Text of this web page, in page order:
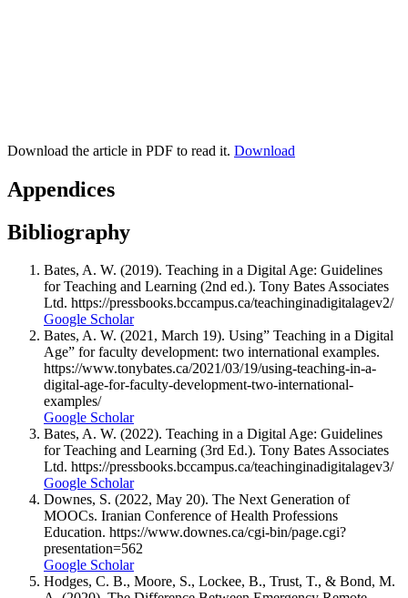
Download the article in PDF to read it. Download
Appendices
Bibliography
Bates, A. W. (2019). Teaching in a Digital Age: Guidelines
for Teaching and Learning (2nd ed.). Tony Bates Associates
Ltd. https://pressbooks.bccampus.ca/teachinginadigitalagev2/
Google Scholar
Bates, A. W. (2021, March 19). Using” Teaching in a Digital
Age” for faculty development: two international examples.
https://www.tonybates.ca/2021/03/19/using-teaching-in-a-
digital-age-for-faculty-development-two-international-
examples/
Google Scholar
Bates, A. W. (2022). Teaching in a Digital Age: Guidelines
for Teaching and Learning (3rd Ed.). Tony Bates Associates
Ltd. https://pressbooks.bccampus.ca/teachinginadigitalagev3/
Google Scholar
Downes, S. (2022, May 20). The Next Generation of
MOOCs. Iranian Conference of Health Professions
Education. https://www.downes.ca/cgi-bin/page.cgi?
presentation=562
Google Scholar
Hodges, C. B., Moore, S., Lockee, B., Trust, T., & Bond, M.